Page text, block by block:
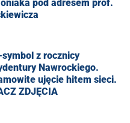
pod adresem prof.
symbol z rocznicy
Nawrockiego.
ujęcie hitem sieci.
ZDJĘCIA